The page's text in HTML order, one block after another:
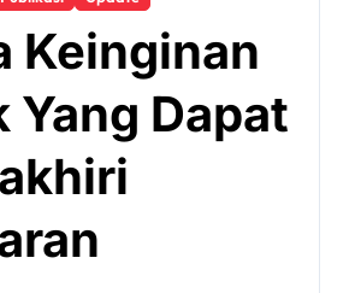
Keinginan
Yang Dapat